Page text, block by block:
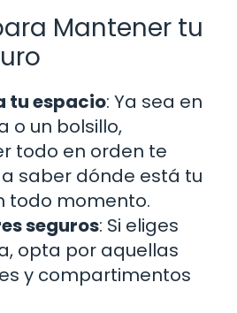
Mantener tu
tu espacio: Ya sea en
o un bolsillo,
todo en orden te
saber dónde está tu
todo momento.
seguros: Si eliges
opta por aquellas
y compartimentos